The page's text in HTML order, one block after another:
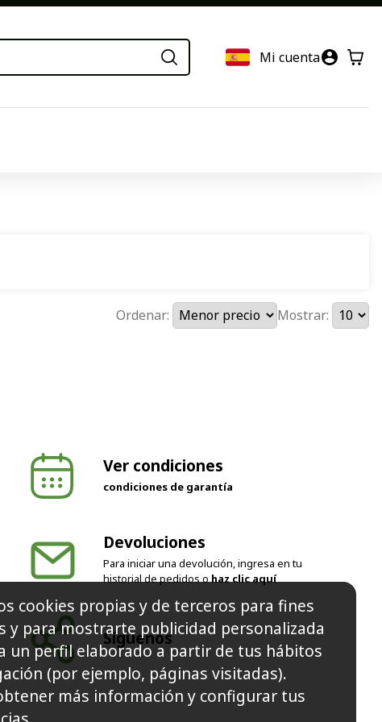
Mi cuenta
Ordenar: Mostrar:
Ver condiciones
condiciones de garantía
Devoluciones
Para iniciar una devolución, ingresa en tu
historial de pedidos ohaz clic aquí
Síguenos
cookies propias y de terceros para fines
y para mostrarte publicidad personalizada
un perfil elaborado a partir de tus hábitos
(por ejemplo, páginas visitadas).
más información y configurar tus